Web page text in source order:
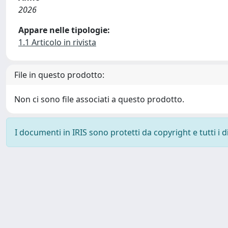
2026
Appare nelle tipologie:
1.1 Articolo in rivista
File in questo prodotto:
Non ci sono file associati a questo prodotto.
I documenti in IRIS sono protetti da copyright e tutti i